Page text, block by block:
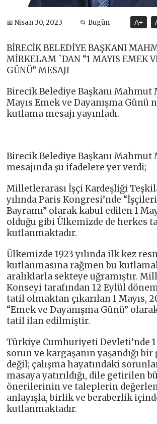
📅 Nisan 30, 2023 📂 Bugün A+
BİRECİK BELEDİYE BAŞKANI
MİRKELAM `DAN “1 MAYIS EMEK
GÜNÜ” MESAJI
Birecik Belediye Başkanı Mahmut
Mayıs Emek ve Dayanışma Günü
kutlama mesajı yayınladı.
Birecik Belediye Başkanı Mahmut
mesajında şu ifadelere yer verdi;
Milletlerarası İşçi Kardeşliği
yılında Paris Kongresi’nde
Bayramı” olarak kabul edilen 1
olduğu gibi Ülkemizde de herkes
kutlanmaktadır.
Ülkemizde 1923 yılında ilk kez
kutlanmasına rağmen bu
aralıklarla sekteye uğramıştır.
Konseyi tarafından 12 Eylül
tatil olmaktan çıkarılan 1 Mayıs,
“Emek ve Dayanışma Günü”
tatil ilan edilmiştir.
Türkiye Cumhuriyeti Devleti’nde 1
sorun ve kargaşanın yaşandığı
değil; çalışma hayatındaki
masaya yatırıldığı, dile getirilen
önerilerinin ve taleplerin
anlayışla, birlik ve beraberlik
kutlanmaktadır.